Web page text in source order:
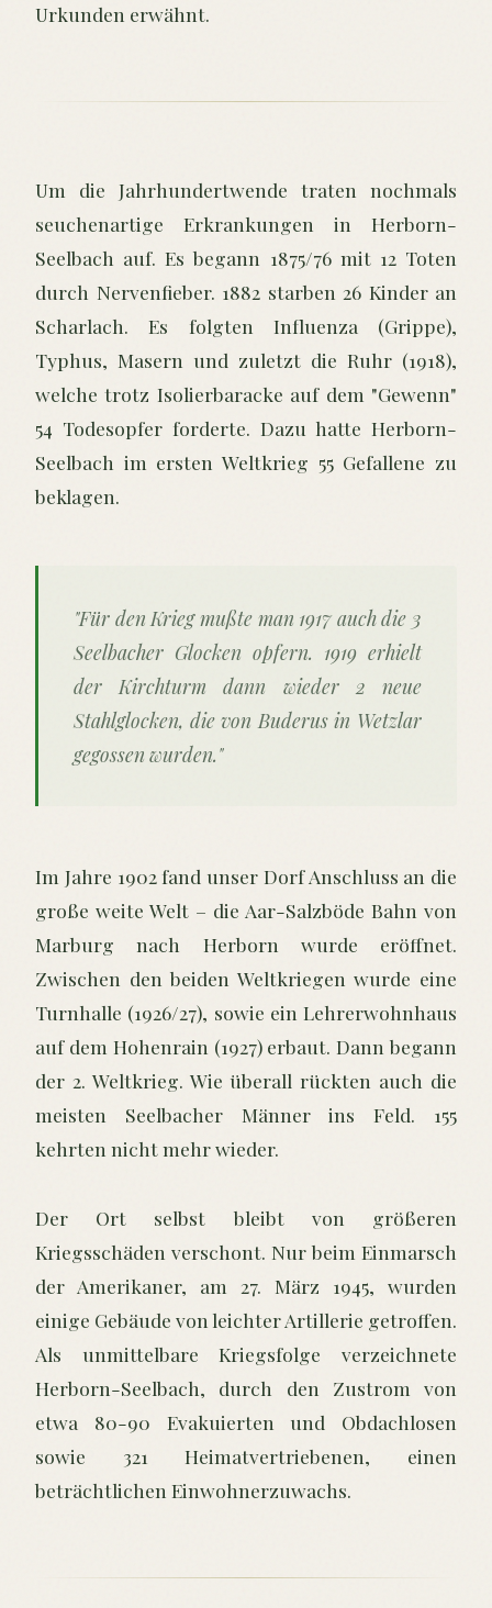
Urkunden erwähnt.
Um die Jahrhundertwende traten nochmals
seuchenartige Erkrankungen in Herborn-
Seelbach auf. Es begann 1875/76 mit 12 Toten
durch Nervenfieber. 1882 starben 26 Kinder an
Scharlach. Es folgten Influenza (Grippe),
Typhus, Masern und zuletzt die Ruhr (1918),
welche trotz Isolierbaracke auf dem "Gewenn"
54 Todesopfer forderte. Dazu hatte Herborn-
Seelbach im ersten Weltkrieg 55 Gefallene zu
beklagen.
"Für den Krieg mußte man 1917 auch die 3
Seelbacher Glocken opfern. 1919 erhielt
der Kirchturm dann wieder 2 neue
Stahlglocken, die von Buderus in Wetzlar
gegossen wurden."
Im Jahre 1902 fand unser Dorf Anschluss an die
große weite Welt – die Aar-Salzböde Bahn von
Marburg nach Herborn wurde eröffnet.
Zwischen den beiden Weltkriegen wurde eine
Turnhalle (1926/27), sowie ein Lehrerwohnhaus
auf dem Hohenrain (1927) erbaut. Dann begann
der 2. Weltkrieg. Wie überall rückten auch die
meisten Seelbacher Männer ins Feld. 155
kehrten nicht mehr wieder.
Der Ort selbst bleibt von größeren
Kriegsschäden verschont. Nur beim Einmarsch
der Amerikaner, am 27. März 1945, wurden
einige Gebäude von leichter Artillerie getroffen.
Als unmittelbare Kriegsfolge verzeichnete
Herborn-Seelbach, durch den Zustrom von
etwa 80-90 Evakuierten und Obdachlosen
sowie 321 Heimatvertriebenen, einen
beträchtlichen Einwohnerzuwachs.